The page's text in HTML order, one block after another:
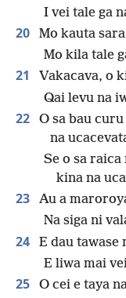
I vei tale ga
20
Mo kauta
Mo kila tale
21
Vakacava, o
Qai levu na
22
O sa bau
na
Se o sa
kina na
23
Au a
Na siga ni
24 E dau tawase
E liwa mai
25
O cei e taya